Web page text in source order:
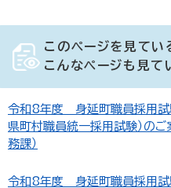
このページを見てい
こんなページも見て
令和8年度 身延町職員採用試
県町村職員統一採用試験）のご
務課）
令和8年度 身延町職員採用試